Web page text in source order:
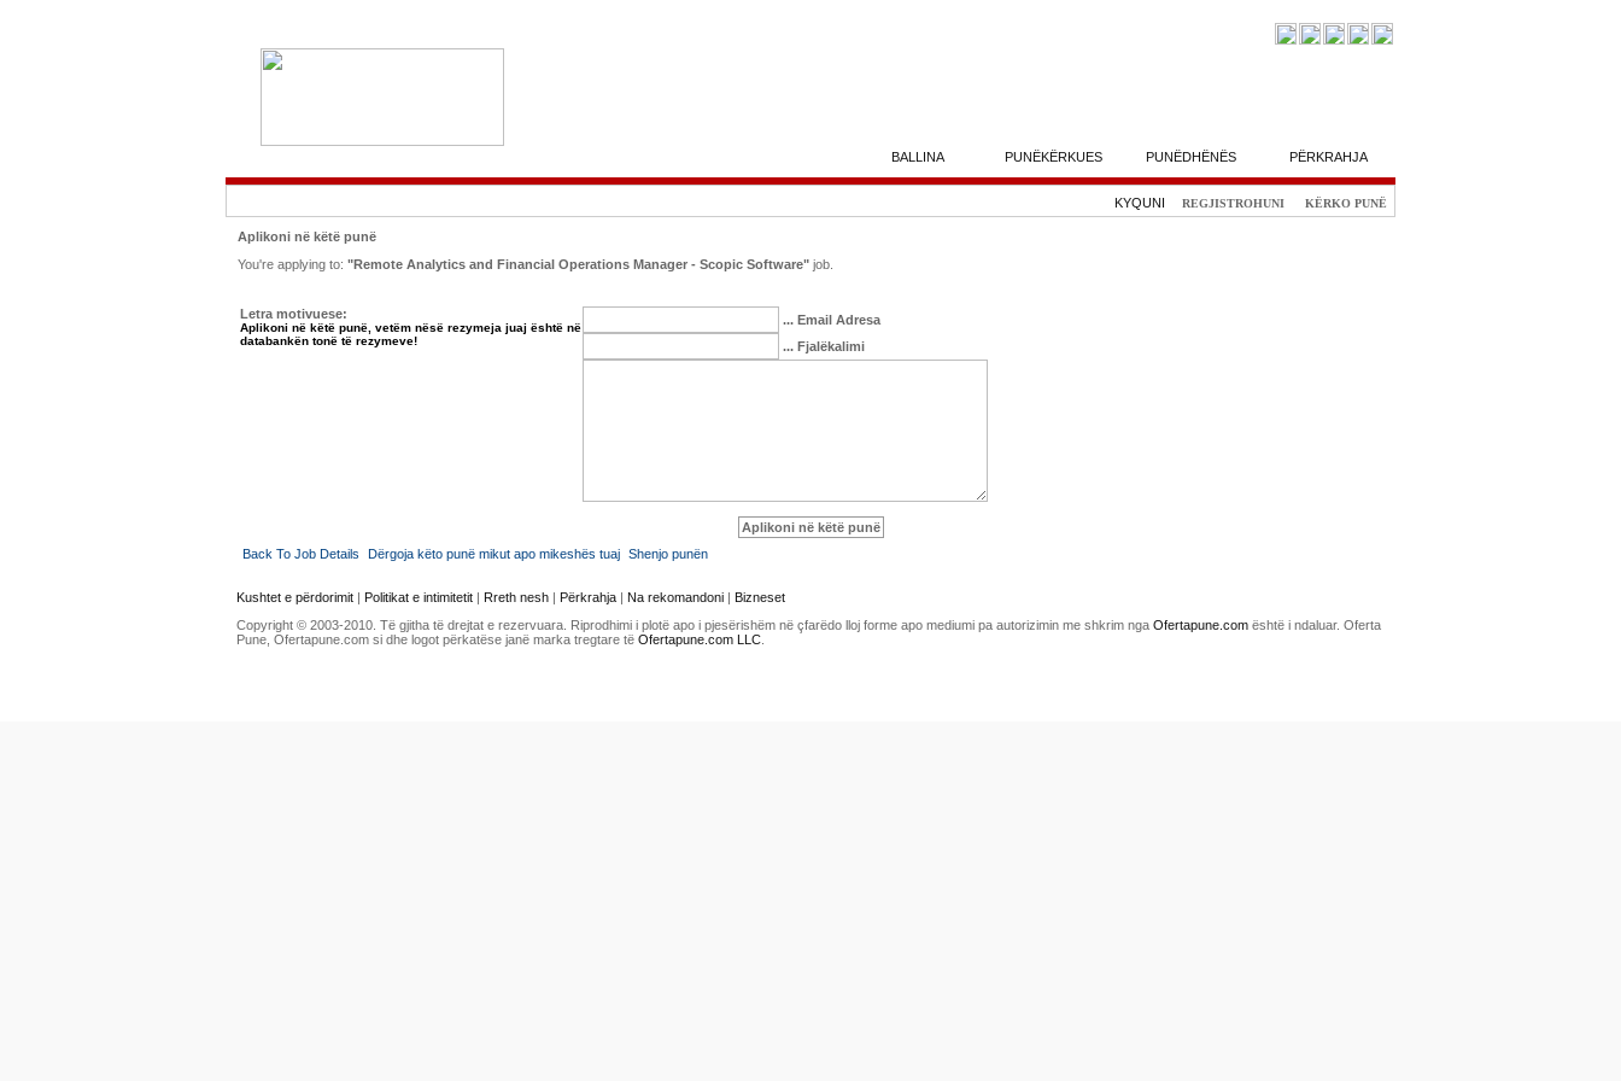
BALLINA PUNËKËRKUES PUNËDHËNËS PËRKRAHJA
KYQUNI REGJISTROHUNI KËRKO PUNË
Aplikoni në këtë punë
You're applying to: "Remote Analytics and Financial Operations Manager - Scopic Software" job.
Letra motivuese:
Aplikoni në këtë punë, vetëm nësë rezymeja juaj është në
databankën tonë të rezymeve!
... Email Adresa
... Fjalëkalimi
Back To Job Details Dërgoja këto punë mikut apo mikeshës tuaj Shenjo punën
Kushtet e përdorimit | Politikat e intimitetit | Rreth nesh | Përkrahja | Na rekomandoni | Bizneset
Copyright © 2003-2010. Të gjitha të drejtat e rezervuara. Riprodhimi i plotë apo i pjesërishëm në çfarëdo lloj forme apo mediumi pa autorizimin me shkrim nga Ofertapune.com është i ndaluar. Oferta
Pune, Ofertapune.com si dhe logot përkatëse janë marka tregtare të Ofertapune.com LLC